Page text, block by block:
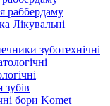
раббердаму
Лікувальні
зуботехнічні